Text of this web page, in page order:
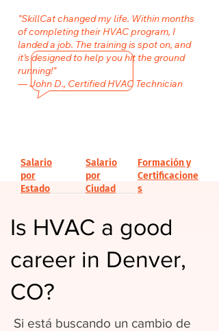
"SkillCat changed my life. Within months
of completing their HVAC program, I
landed a job. The training is spot on, and
it’s designed to help you hit the ground
running!"
— John D., Certified HVAC Technician
Is HVAC a good
career in Denver,
CO?
Si está buscando un cambio de
Salario
por
Estado
Salario
por
Ciudad
Formación y
Certificacione
s